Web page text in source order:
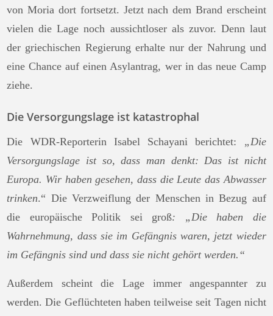
von Moria dort fortsetzt. Jetzt nach dem Brand erscheint
vielen die Lage noch aussichtloser als zuvor. Denn laut
der griechischen Regierung erhalte nur der Nahrung und
eine Chance auf einen Asylantrag, wer in das neue Camp
ziehe.
Die Versorgungslage ist katastrophal
Die WDR-Reporterin Isabel Schayani berichtet: „Die
Versorgungslage ist so, dass man denkt: Das ist nicht
Europa. Wir haben gesehen, dass die Leute das Abwasser
trinken.“ Die Verzweiflung der Menschen in Bezug auf
die europäische Politik sei groß: „Die haben die
Wahrnehmung, dass sie im Gefängnis waren, jetzt wieder
im Gefängnis sind und dass sie nicht gehört werden.“
Außerdem scheint die Lage immer angespannter zu
werden. Die Geflüchteten haben teilweise seit Tagen nicht